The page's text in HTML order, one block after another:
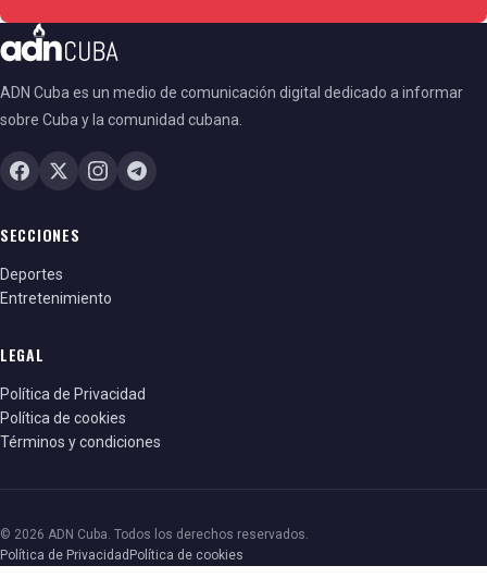
ADN Cuba es un medio de comunicación digital dedicado a informar
sobre Cuba y la comunidad cubana.
SECCIONES
Deportes
Entretenimiento
LEGAL
Política de Privacidad
Política de cookies
Términos y condiciones
© 2026 ADN Cuba. Todos los derechos reservados.
Política de Privacidad Política de cookies